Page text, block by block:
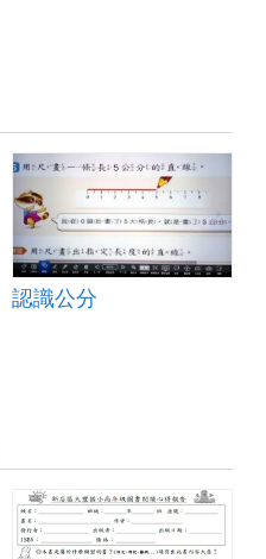
認識公分